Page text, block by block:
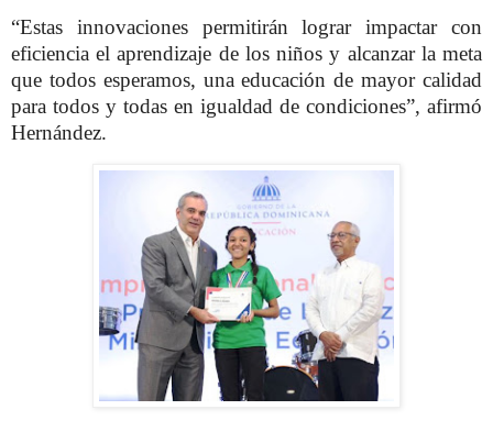
“Estas innovaciones permitirán lograr impactar con
eficiencia el aprendizaje de los niños y alcanzar la meta
que todos esperamos, una educación de mayor calidad
para todos y todas en igualdad de condiciones”, afirmó
Hernández.